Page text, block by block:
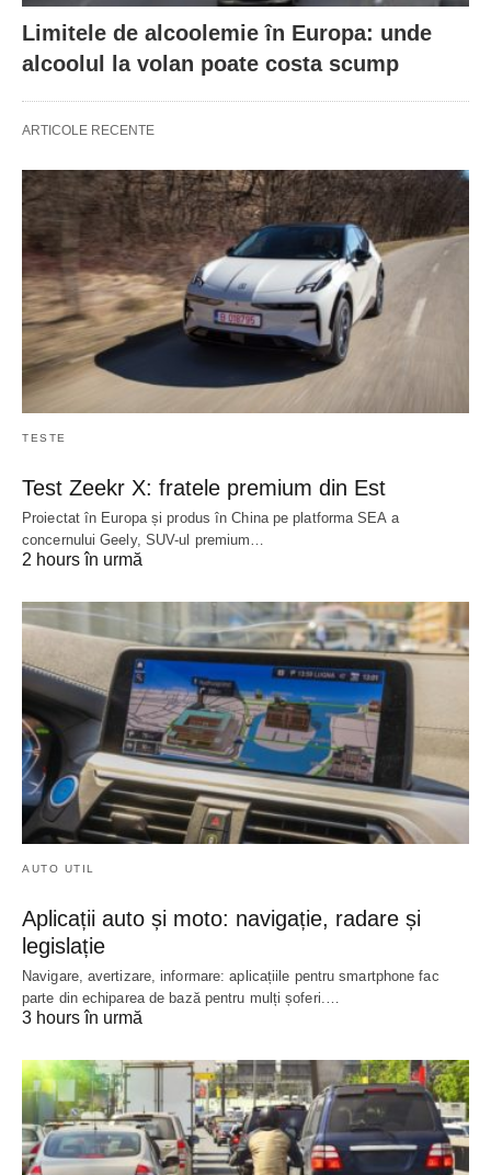
Limitele de alcoolemie în Europa: unde
alcoolul la volan poate costa scump
ARTICOLE RECENTE
TESTE
Test Zeekr X: fratele premium din Est
Proiectat în Europa și produs în China pe platforma SEA a
concernului Geely, SUV-ul premium…
2 hours în urmă
AUTO UTIL
Aplicații auto și moto: navigație, radare și
legislație
Navigare, avertizare, informare: aplicațiile pentru smartphone fac
parte din echiparea de bază pentru mulți șoferi.…
3 hours în urmă